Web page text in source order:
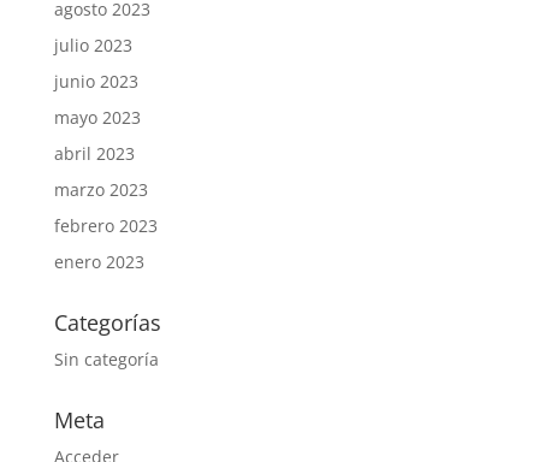
agosto 2023
julio 2023
junio 2023
mayo 2023
abril 2023
marzo 2023
febrero 2023
enero 2023
Categorías
Sin categoría
Meta
Acceder